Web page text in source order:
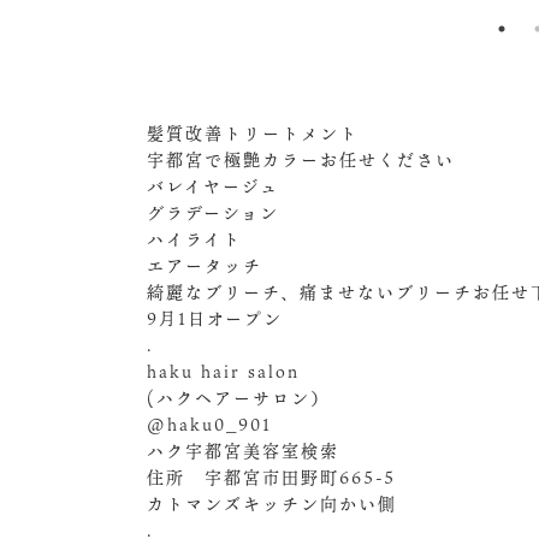
髪質改善トリートメント
宇都宮で極艶カラーお任せください
バレイヤージュ
グラデーション
ハイライト
エアータッチ
綺麗なブリーチ、痛ませないブリーチお任せ
9月1日オープン
.
haku hair salon
(ハクヘアーサロン）
@haku0_901
ハク宇都宮美容室︎検索
住所 宇都宮市田野町665-5
カトマンズキッチン向かい側
.